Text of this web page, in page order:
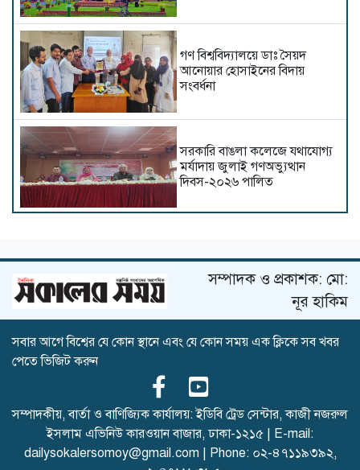
গণ বিশ্ববিদ্যালয়ে ডাঃ সৈয়দ
আনোয়ার হোসাইনের বিদায়
সংবর্ধনা
সরকারি বাঙলা কলেজে যথাযোগ্য
মর্যাদায় জুলাই গণঅভ্যুত্থান
দিবস-২০২৬ পালিত
প্রত্যাহার; যা বলছেন সংশ্লিষ্ট
গবেষকরা
জুলাই শহীদদের স্মরণে পবিপ্রবিতে
ইসলামী ছাত্র আন্দোলন কুবি
শাখার সভাপতি ইফতি সাধারণ
সম্পাদক ও প্রকাশক: মো:
নূর হাকিম
সবার আগে বিশ্বের যে কোন স্থানে এবং যে কোন সময় এক ক্লিকে সব খবর
পেতে ভিজিট করুন
সম্পাদকীয়, বার্তা ও বাণিজ্যিক কার্যালয়: ইডিবি ট্রেড সেন্টার, কাজী নজরুল
ইসলাম এভিনিউ কারওয়ান বাজার, ঢাকা-১২১৫ | E-mail:
dailysokalersomoy@gmail.com | Phone: ০২-৪৭১১৯৩৯২,